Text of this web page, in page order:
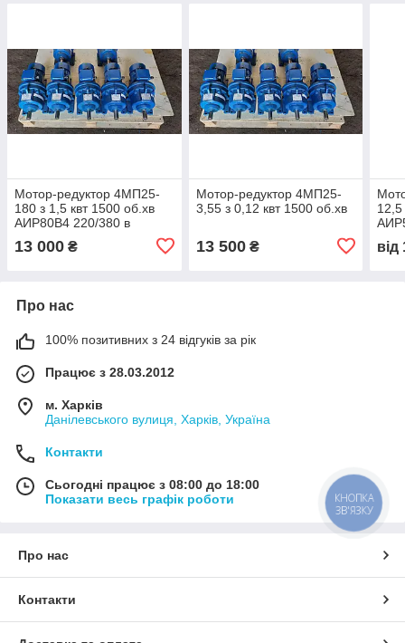
Мотор-редуктор 4МП25-
180 з 1,5 квт 1500 об.хв
АИР80В4 220/380 в
13 000 ₴
Мотор-редуктор 4МП25-
3,55 з 0,12 квт 1500 об.хв
13 500₴
12,5
від
Про нас
100% позитивних з 24 відгуків за рік
Працює з 28.03.2012
м. Харків
Данілевського вулиця, Харків, Україна
Контакти
Сьогодні працює з 08:00 до 18:00
Показати весь графік роботи
Про нас
Контакти
КНОПКА
ЗВ'ЯЗКУ